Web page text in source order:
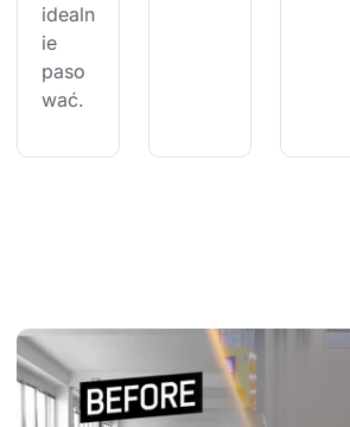
idealn
ie
paso
wać.